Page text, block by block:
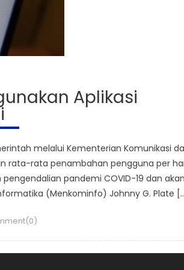
Aplikasi
melalui Kementerian Komunikasi
rata-rata penambahan pengguna per
pandemi COVID-19 dan akan
(Menkominfo) Johnny G. Plate